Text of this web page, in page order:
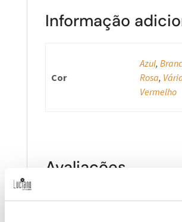
Informação
Cor
Azul,
Rosa,
Vermelho
Avaliações